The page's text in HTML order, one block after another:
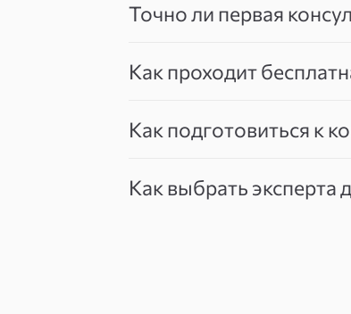
Точно ли первая
Как проходит
Как подготовиться к
Как выбрать эксперта